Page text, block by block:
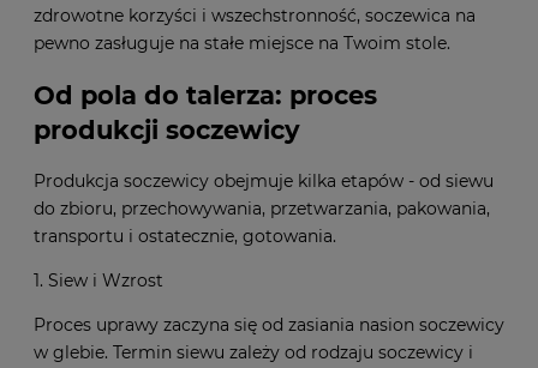
zdrowotne korzyści i wszechstronność, soczewica na
pewno zasługuje na stałe miejsce na Twoim stole.
Od pola do talerza: proces
produkcji soczewicy
Produkcja soczewicy obejmuje kilka etapów - od siewu
do zbioru, przechowywania, przetwarzania, pakowania,
transportu i ostatecznie, gotowania.
1. Siew i Wzrost
Proces uprawy zaczyna się od zasiania nasion soczewicy
w glebie. Termin siewu zależy od rodzaju soczewicy i